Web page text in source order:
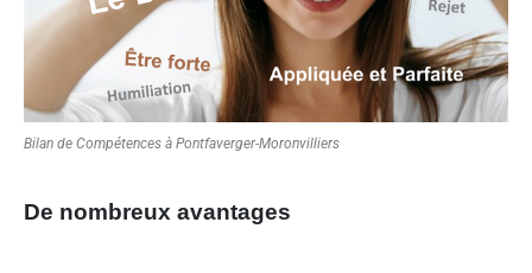
Bilan de Compétences à Pontfaverger-Moronvilliers
De nombreux avantages